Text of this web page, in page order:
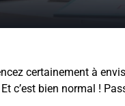
certainement à
c’est bien normal !